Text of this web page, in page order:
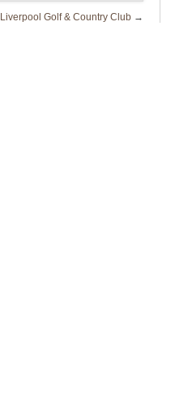
Liverpool Golf & Country Club →